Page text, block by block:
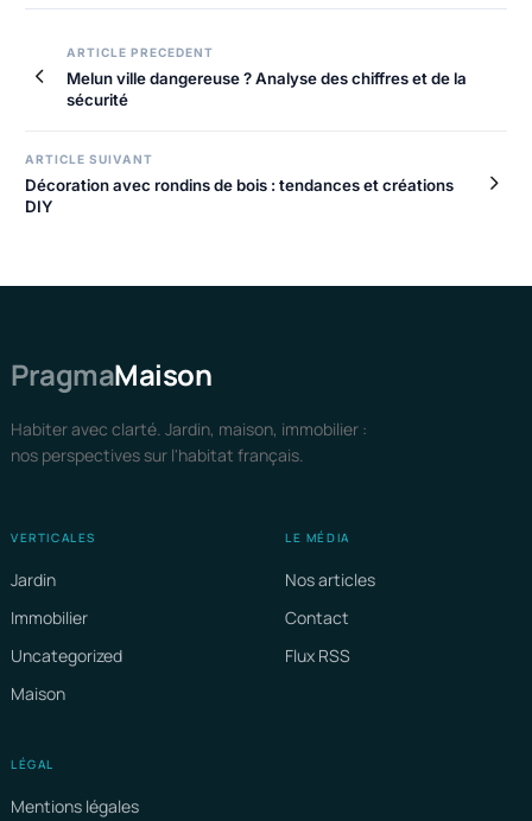
ARTICLE PRECEDENT
Melun ville dangereuse ? Analyse des chiffres et de la
sécurité
ARTICLE SUIVANT
Décoration avec rondins de bois : tendances et créations
DIY
PragmaMaison
Habiter avec clarté. Jardin, maison, immobilier :
nos perspectives sur l'habitat français.
VERTICALES
Jardin
Immobilier
Uncategorized
Maison
LE MÉDIA
Nos articles
Contact
Flux RSS
LÉGAL
Mentions légales